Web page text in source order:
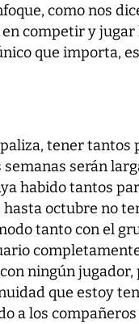
como nos
competir y
que importa,
tener tantos
serán
habido tantos
octubre no
tanto con el
ningún jugador,
que estoy
a los